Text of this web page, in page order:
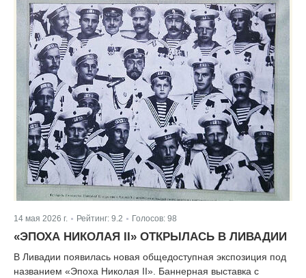
14 мая 2026 г. Рейтинг: 9.2 Голосов: 98
«ЭПОХА НИКОЛАЯ II» ОТКРЫЛАСЬ В ЛИВАДИИ
В Ливадии появилась новая общедоступная экспозиция под
названием «Эпоха Николая II». Баннерная выставка с